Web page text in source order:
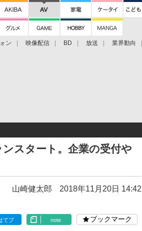
ン 映像配信 BD 放送 業界動向
スタート。企業の受付や
山崎健太郎 2018年11月20日 14:42
てブ note ブックマーク